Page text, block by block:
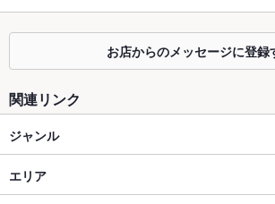
カウンター なし
テラス席
貸切
設備
Wi-Fi
お店からのメッセージに登録
関連リンク
ジャンル
中華
エリア